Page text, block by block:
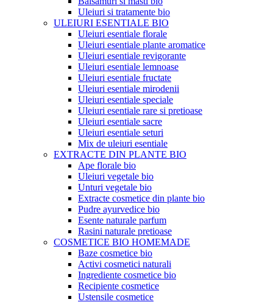
Uleiuri si tratamente bio
ULEIURI ESENTIALE BIO
Uleiuri esentiale florale
Uleiuri esentiale plante aromatice
Uleiuri esentiale revigorante
Uleiuri esentiale lemnoase
Uleiuri esentiale fructate
Uleiuri esentiale mirodenii
Uleiuri esentiale speciale
Uleiuri esentiale rare si pretioase
Uleiuri esentiale sacre
Uleiuri esentiale seturi
Mix de uleiuri esentiale
EXTRACTE DIN PLANTE BIO
Ape florale bio
Uleiuri vegetale bio
Unturi vegetale bio
Extracte cosmetice din plante bio
Pudre ayurvedice bio
Esente naturale parfum
Rasini naturale pretioase
COSMETICE BIO HOMEMADE
Baze cosmetice bio
Activi cosmetici naturali
Ingrediente cosmetice bio
Recipiente cosmetice
Ustensile cosmetice